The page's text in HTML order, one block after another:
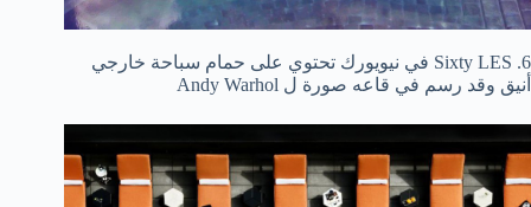
6. Sixty LES في نيويورك تحتوي على حمام سباحة خارجي
أنيق وقد رسم في قاعه صورة ل Andy Warhol